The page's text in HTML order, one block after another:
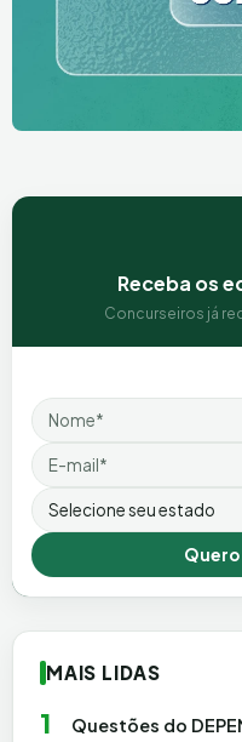
Receba os
Concurseiros já
Nome
Email
Estado
MAIS LIDAS
1 Questões do